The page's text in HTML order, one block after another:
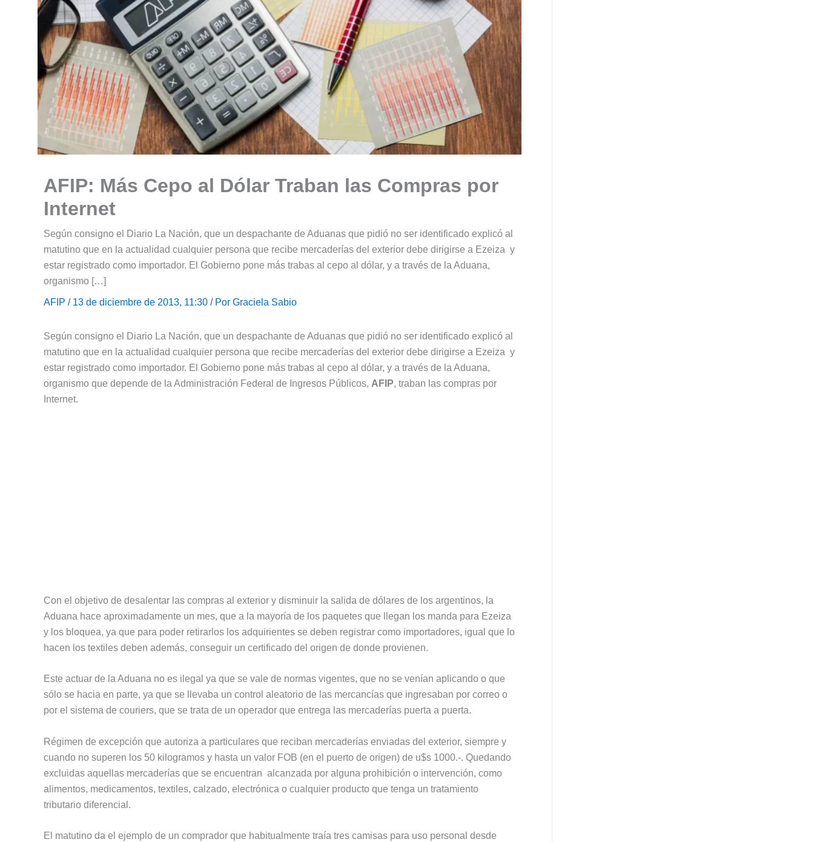
AFIP: Más Cepo al Dólar Traban las Compras por
Internet
Según consigno el Diario La Nación, que un despachante de Aduanas que pidió no ser identificado explicó al
matutino que en la actualidad cualquier persona que recibe mercaderías del exterior debe dirigirse a Ezeiza y
estar registrado como importador. El Gobierno pone más trabas al cepo al dólar, y a través de la Aduana,
organismo […]
AFIP / 13 de diciembre de 2013, 11:30 / Por Graciela Sabio
Según consigno el Diario La Nación, que un despachante de Aduanas que pidió no ser identificado explicó al
matutino que en la actualidad cualquier persona que recibe mercaderías del exterior debe dirigirse a Ezeiza y
estar registrado como importador. El Gobierno pone más trabas al cepo al dólar, y a través de la Aduana,
organismo que depende de la Administración Federal de Ingresos Públicos, AFIP, traban las compras por
Internet.
Con el objetivo de desalentar las compras al exterior y disminuir la salida de dólares de los argentinos, la
Aduana hace aproximadamente un mes, que a la mayoría de los paquetes que llegan los manda para Ezeiza
y los bloquea, ya que para poder retirarlos los adquirientes se deben registrar como importadores, igual que lo
hacen los textiles deben además, conseguir un certificado del origen de donde provienen.
Este actuar de la Aduana no es ilegal ya que se vale de normas vigentes, que no se venían aplicando o que
sólo se hacia en parte, ya que se llevaba un control aleatorio de las mercancías que ingresaban por correo o
por el sistema de couriers, que se trata de un operador que entrega las mercaderías puerta a puerta.
Régimen de excepción que autoriza a particulares que reciban mercaderías enviadas del exterior, siempre y
cuando no superen los 50 kilogramos y hasta un valor FOB (en el puerto de origen) de u$s 1000.-. Quedando
excluidas aquellas mercaderías que se encuentran alcanzada por alguna prohibición o intervención, como
alimentos, medicamentos, textiles, calzado, electrónica o cualquier producto que tenga un tratamiento
tributario diferencial.
El matutino da el ejemplo de un comprador que habitualmente traía tres camisas para uso personal desde